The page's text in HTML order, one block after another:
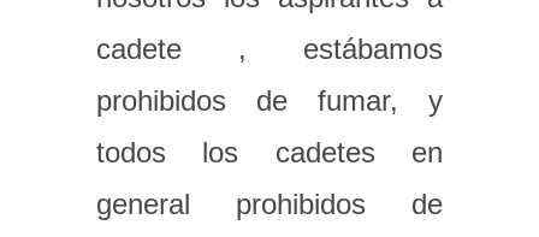
cadete , estábamos
prohibidos de fumar, y
todos los cadetes en
general prohibidos de